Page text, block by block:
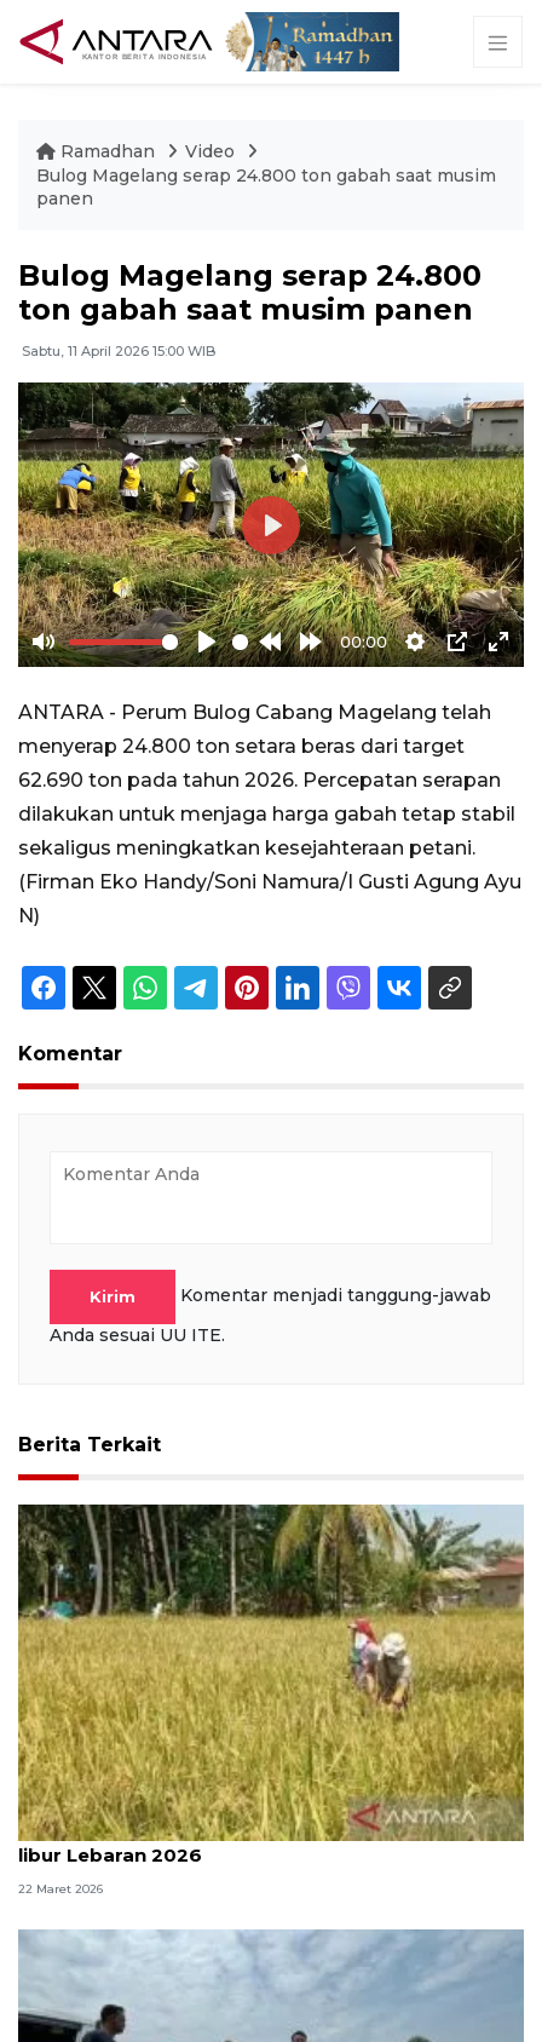
Ramadhan
Video
Bulog Magelang serap 24.800 ton gabah saat musim
panen
Bulog Magelang serap 24.800
ton gabah saat musim panen
Sabtu, 11 April 2026 15:00 WIB
Mute Play
Rewind
10s
Forward
10s
00:00
Settings
PIP
Play
ANTARA - Perum Bulog Cabang Magelang telah
menyerap 24.800 ton setara beras dari target
62.690 ton pada tahun 2026. Percepatan serapan
dilakukan untuk menjaga harga gabah tetap stabil
sekaligus meningkatkan kesejahteraan petani.
(Firman Eko Handy/Soni Namura/I Gusti Agung Ayu
N)
Komentar
Kirim
Komentar menjadi tanggung-jawab
Anda sesuai UU ITE.
Berita Terkait
Bulog Sumut kerahkan tim serap gabah petani saat
libur Lebaran 2026
22 Maret 2026